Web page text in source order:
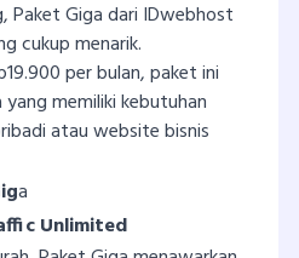
Paket Giga dari IDwebhost
cukup menarik.
per bulan, paket ini
memiliki kebutuhan
atau website bisnis
a
Unlimited